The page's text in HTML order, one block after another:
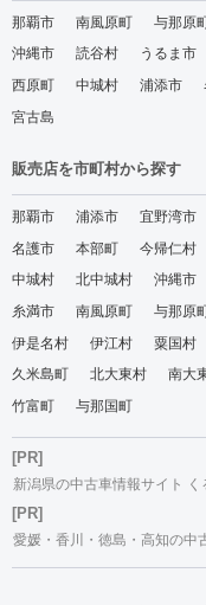
那覇市 南風原町 与那原
沖縄市
読谷村 うるま市
西原町
中城村 浦添市
宮古島
販売店を市町村から探す
那覇市 浦添市 宜野湾市
名護市
本部町 今帰仁村
中城村
北中城村 沖縄市
糸満市
南風原町 与那原
伊是名村
伊江村 粟国村
久米島町
北大東村 南大
竹富町
与那国町
[PR]
新潟県の中古車情報サイト く
[PR]
愛媛・香川・徳島・高知の中